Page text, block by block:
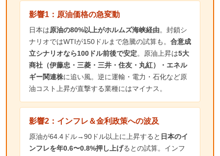
影響1：原油価格の急変動
日本は原油の80%以上がホルムズ海峡経由。封鎖シ
ナリオではWTIが150ドルまで急騰の試算も。 合意成
立シナリオなら100ドル前後で安定。原油上昇は5大
商社（伊藤忠・三菱・三井・住友・丸紅）・エネル
ギー関連株に追い風。逆に運輸・電力・石化など原
油コスト上昇が直撃する業種にはマイナス。
影響2：インフレ＆金利政策への波及
原油が64.4ドル→90ドル以上に上昇すると 日本のイ
ンフレを年0.6〜0.8%押し上げるとの試算。インフ